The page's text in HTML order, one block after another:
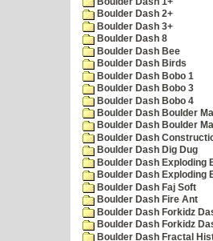
Boulder Dash 2+
Boulder Dash 3+
Boulder Dash 8
Boulder Dash Bee
Boulder Dash Birds
Boulder Dash Bobo 1
Boulder Dash Bobo 3
Boulder Dash Bobo 4
Boulder Dash Boulder
Boulder Dash Boulder
Boulder Dash
Boulder Dash Dig Dug
Boulder Dash Exploding
Boulder Dash Exploding
Boulder Dash Faj Soft
Boulder Dash Fire Ant
Boulder Dash Forkidz
Boulder Dash Forkidz
Boulder Dash Fractal